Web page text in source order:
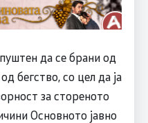
да се брани од
бегство, со цел да ја
за стореното
Основното јавно